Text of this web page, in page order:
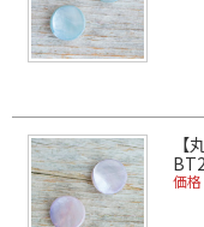
【
価